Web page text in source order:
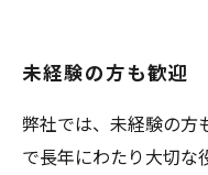
未経験の方も歓迎
弊社では、未経験の方
で長年にわたり大切な